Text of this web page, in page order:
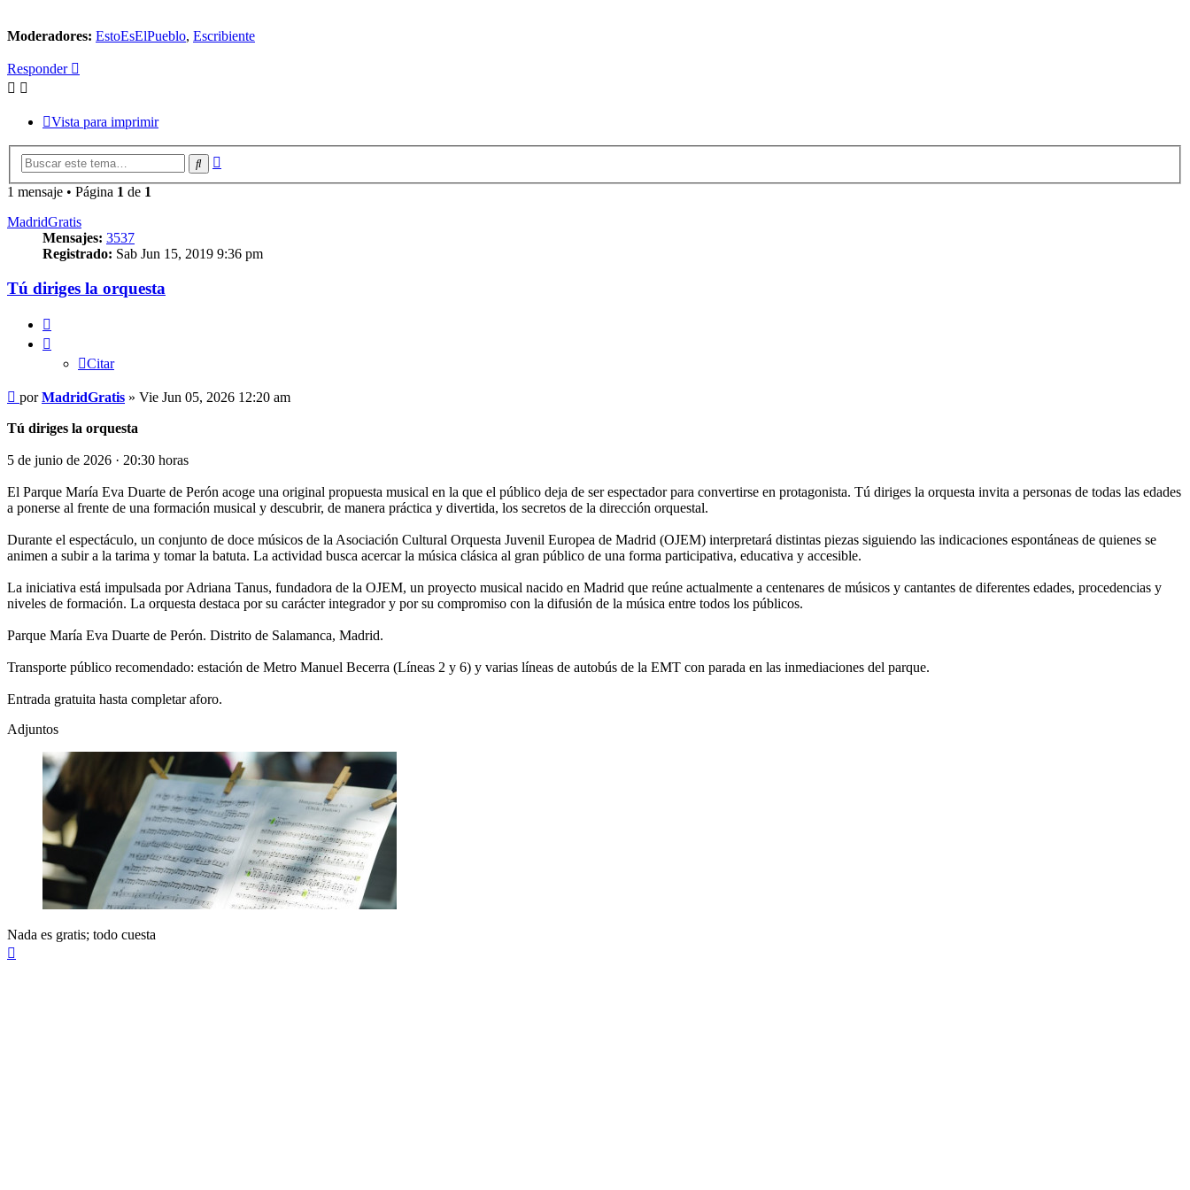
Moderadores: EstoEsElPueblo, Escribiente
Responder
Vista para imprimir
Buscar
1 mensaje • Página 1 de 1
MadridGratis
Mensajes: 3537
Registrado: Sab Jun 15, 2019 9:36 pm
Tú diriges la orquesta
Citar
Mensaje
porMadridGratis » Vie Jun 05, 2026 12:20 am
Tú diriges la orquesta
5 de junio de 2026 · 20:30 horas
El Parque María Eva Duarte de Perón acoge una original propuesta musical en la que el público deja de ser espectador para convertirse en protagonista. Tú diriges la orquesta invita a personas de todas las edades
a ponerse al frente de una formación musical y descubrir, de manera práctica y divertida, los secretos de la dirección orquestal.
Durante el espectáculo, un conjunto de doce músicos de la Asociación Cultural Orquesta Juvenil Europea de Madrid (OJEM) interpretará distintas piezas siguiendo las indicaciones espontáneas de quienes se
animen a subir a la tarima y tomar la batuta. La actividad busca acercar la música clásica al gran público de una forma participativa, educativa y accesible.
La iniciativa está impulsada por Adriana Tanus, fundadora de la OJEM, un proyecto musical nacido en Madrid que reúne actualmente a centenares de músicos y cantantes de diferentes edades, procedencias y
niveles de formación. La orquesta destaca por su carácter integrador y por su compromiso con la difusión de la música entre todos los públicos.
Parque María Eva Duarte de Perón. Distrito de Salamanca, Madrid.
Transporte público recomendado: estación de Metro Manuel Becerra (Líneas 2 y 6) y varias líneas de autobús de la EMT con parada en las inmediaciones del parque.
Entrada gratuita hasta completar aforo.
Adjuntos
Nada es gratis; todo cuesta